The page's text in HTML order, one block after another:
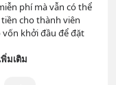
phí mà vẫn có thể
cho thành viên
khởi đầu để đặt
พิ่มเติม